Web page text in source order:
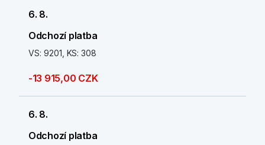
6. 8.
Odchozí platba
VS: 9201, KS: 308
-13 915,00 CZK
6. 8.
Odchozí platba